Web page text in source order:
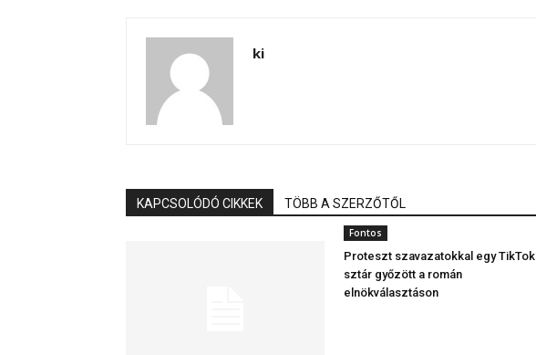
ki
KAPCSOLÓDÓ CIKKEK TÖBB A SZERZŐTŐL
Fontos
Proteszt szavazatokkal egy TikTok
sztár győzött a román
elnökválasztáson